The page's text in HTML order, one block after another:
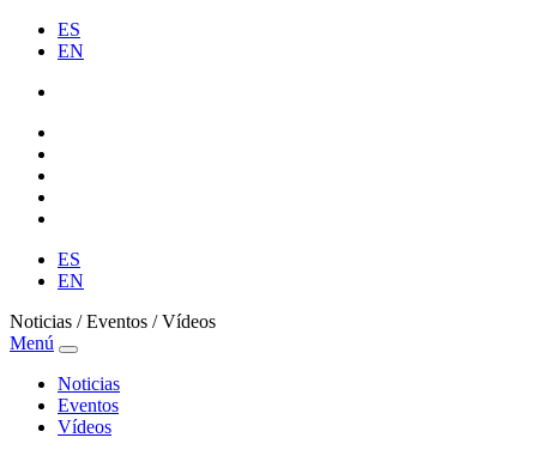
ES
EN
ES
EN
Noticias / Eventos / Vídeos
Menú
Noticias
Eventos
Vídeos